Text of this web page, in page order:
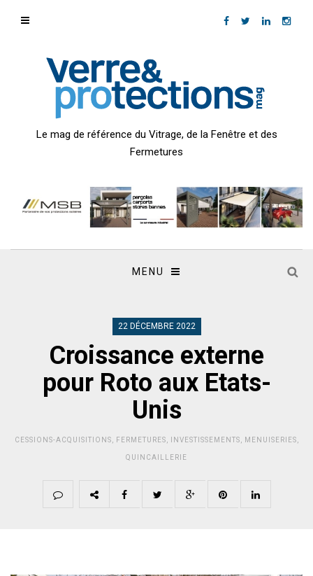
Le mag de référence du Vitrage, de la Fenêtre et des
Fermetures
MENU
22 DÉCEMBRE 2022
Croissance externe
pour Roto aux Etats-
Unis
CESSIONS-ACQUISITIONS FERMETURES INVESTISSEMENTS MENUISERIES
QUINCAILLERIE